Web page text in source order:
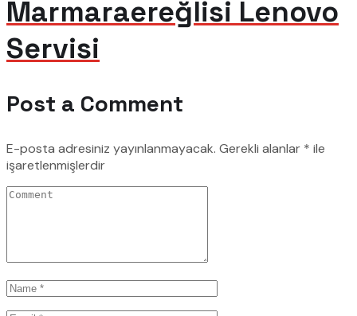
Marmaraereğlisi Lenovo
Servisi
Post a Comment
E-posta adresiniz yayınlanmayacak. Gerekli alanlar * ile
işaretlenmişlerdir